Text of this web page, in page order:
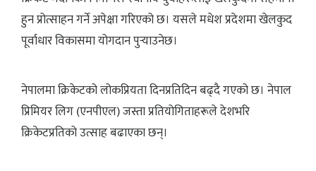
हुन प्रोत्साहन गर्ने अपेक्षा गरिएको छ। यसले मधेश प्रदेशमा खेलकुद
पूर्वाधार विकासमा योगदान पुर्‍याउनेछ।
नेपालमा क्रिकेटको लोकप्रियता दिनप्रतिदिन बढ्दै गएको छ। नेपाल
प्रिमियर लिग (एनपीएल) जस्ता प्रतियोगिताहरूले देशभरि
क्रिकेटप्रतिको उत्साह बढाएका छन्।